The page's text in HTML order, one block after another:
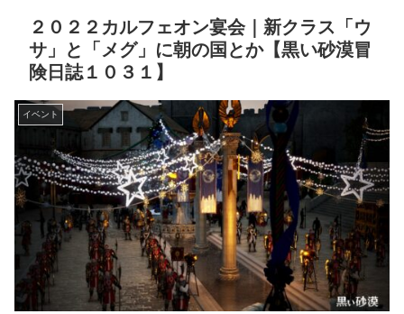
２０２２カルフェオン宴会｜新クラス「ウ
サ」と「メグ」に朝の国とか【黒い砂漠冒
険日誌１０３１】
イベント